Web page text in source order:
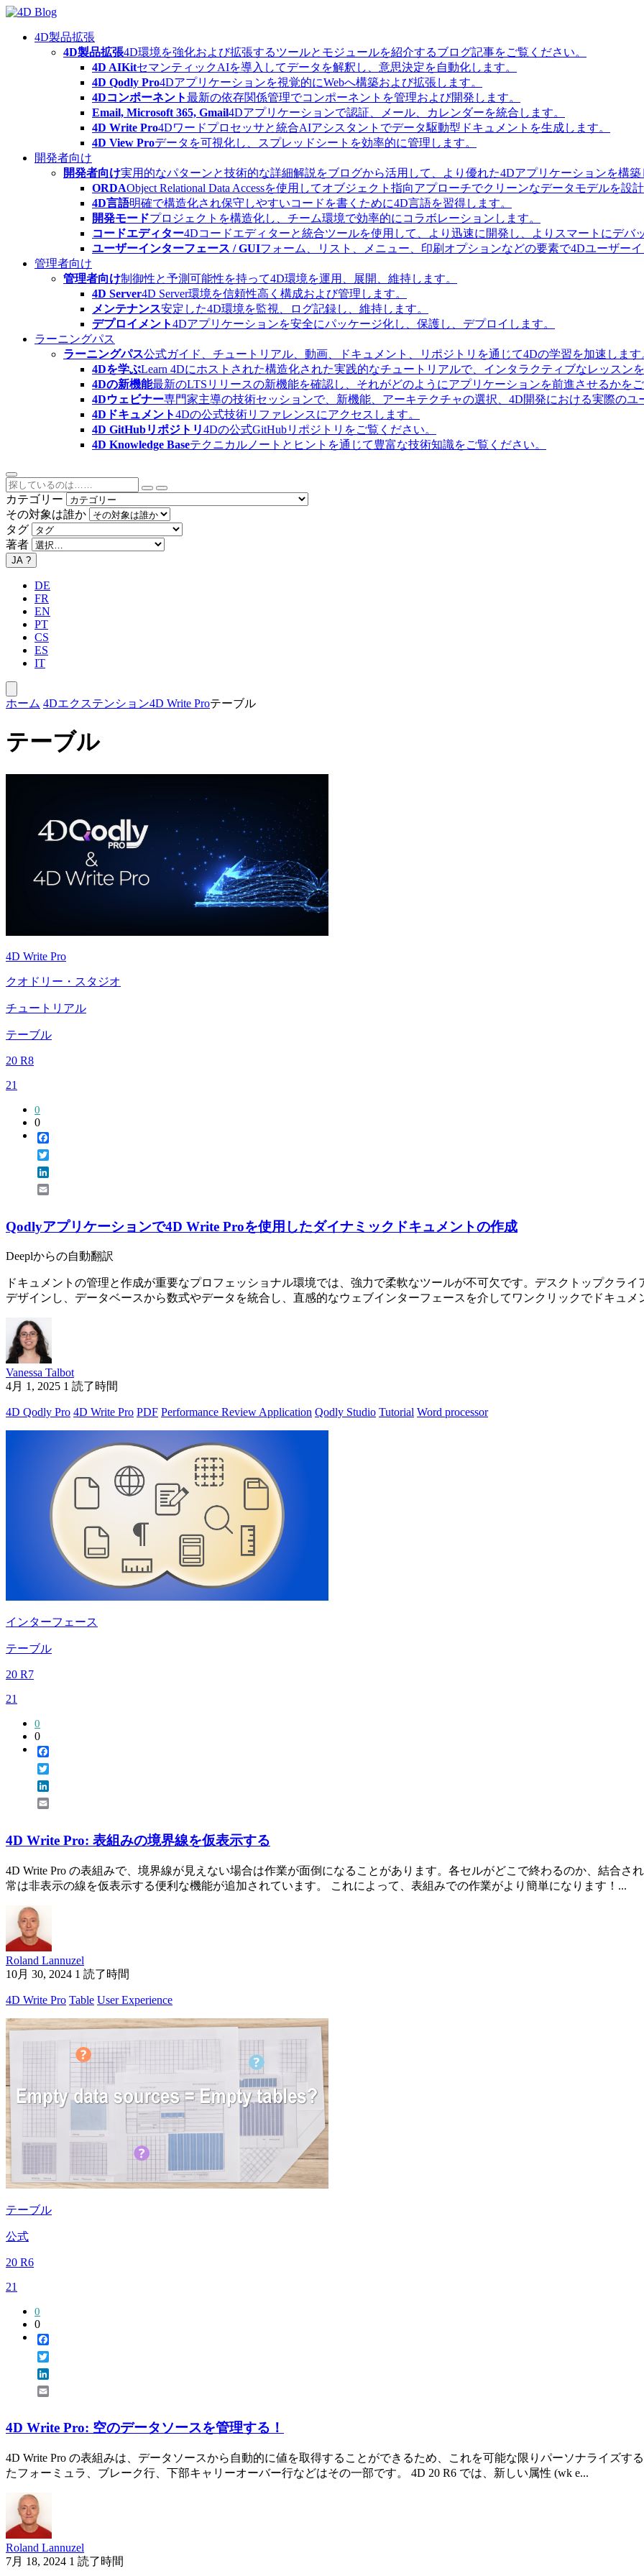
Skip
content4D製品拡張
4D製品拡張4D環境を強化および拡張するツールとモジュールを紹介するブログ記事をご覧ください。
4D AIKitセマンティックAIを導入してデータを解釈し、意思決定を自動化します。
4D Qodly Pro4Dアプリケーションを視覚的にWebへ構築および拡張します。
4Dコンポーネント最新の依存関係管理でコンポーネントを管理および開発します。
Email, Microsoft 365, Gmail4Dアプリケーションで認証、メール、カレンダーを統合します。
4D Write Pro4Dワードプロセッサと統合AIアシスタントでデータ駆動型ドキュメントを生成します。
4D View Proデータを可視化し、スプレッドシートを効率的に管理します。
開発者向け
開発者向け実用的なパターンと技術的な詳細解説をブログから活用して、より優れた4Dアプリケーションを構築
ORDAObject Relational Data Accessを使用してオブジェクト指向アプローチでクリーンなデータモデルを設計
4D言語明確で構造化され保守しやすいコードを書くために4D言語を習得します。
開発モードプロジェクトを構造化し、チーム環境で効率的にコラボレーションします。
コードエディター4Dコードエディターと統合ツールを使用して、より迅速に開発し、よりスマートにデバ
ユーザーインターフェース / GUIフォーム、リスト、メニュー、印刷オプションなどの要素で4Dユーザー
管理者向け
管理者向け制御性と予測可能性を持って4D環境を運用、展開、維持します。
4D Server4D Server環境を信頼性高く構成および管理します。
メンテナンス安定した4D環境を監視、ログ記録し、維持します。
デプロイメント4Dアプリケーションを安全にパッケージ化し、保護し、デプロイします。
ラーニングパス
ラーニングパス公式ガイド、チュートリアル、動画、ドキュメント、リポジトリを通じて4Dの学習を加速します
4Dを学ぶLearn 4Dにホストされた構造化された実践的なチュートリアルで、インタラクティブなレッスン
4Dの新機能最新のLTSリリースの新機能を確認し、それがどのようにアプリケーションを前進させるかをご
4Dウェビナー専門家主導の技術セッションで、新機能、アーキテクチャの選択、4D開発における実際のユ
4Dドキュメント4Dの公式技術リファレンスにアクセスします。
4D GitHubリポジトリ4Dの公式GitHubリポジトリをご覧ください。
4D Knowledge Baseテクニカルノートとヒントを通じて豊富な技術知識をご覧ください。
カテゴリー
その対象は誰か
タグ
著者
JA ?
DE
FR
EN
PT
CS
ES
IT
ホーム 4Dエクステンション4D Write Proテーブル
テーブル
4D Write Pro
クオドリー・スタジオ
チュートリアル
テーブル
20 R8
21
0
0
Qodlyアプリケーションで4D Write Proを使用したダイナミックドキュメントの作成
Deeplからの自動翻訳
ドキュメントの管理と作成が重要なプロフェッショナル環境では、強力で柔軟なツールが不可欠です。デスクトップクラ
デザインし、データベースから数式やデータを統合し、直感的なウェブインターフェースを介してワンクリックでドキュメ
Vanessa Talbot
4月 1, 2025 1 読了時間
4D Qodly Pro 4D Write Pro PDF Performance Review Application Qodly Studio Tutorial Word processor
インターフェース
テーブル
20 R7
21
0
0
4D Write Pro: 表組みの境界線を仮表示する
4D Write Pro の表組みで、境界線が見えない場合は作業が面倒になることがあります。各セルがどこで終わるのか、結合さ
常は非表示の線を仮表示する便利な機能が追加されています。 これによって、表組みでの作業がより簡単になります！...
Roland Lannuzel
10月 30, 2024 1 読了時間
4D Write Pro Table User Experience
テーブル
公式
20 R6
21
0
0
4D Write Pro: 空のデータソースを管理する！
4D Write Pro の表組みは、データソースから自動的に値を取得することができるため、これを可能な限りパーソナライズ
たフォーミュラ、ブレーク行、下部キャリーオーバー行などはその一部です。 4D 20 R6 では、新しい属性 (wk e...
Roland Lannuzel
7月 18, 2024 1 読了時間